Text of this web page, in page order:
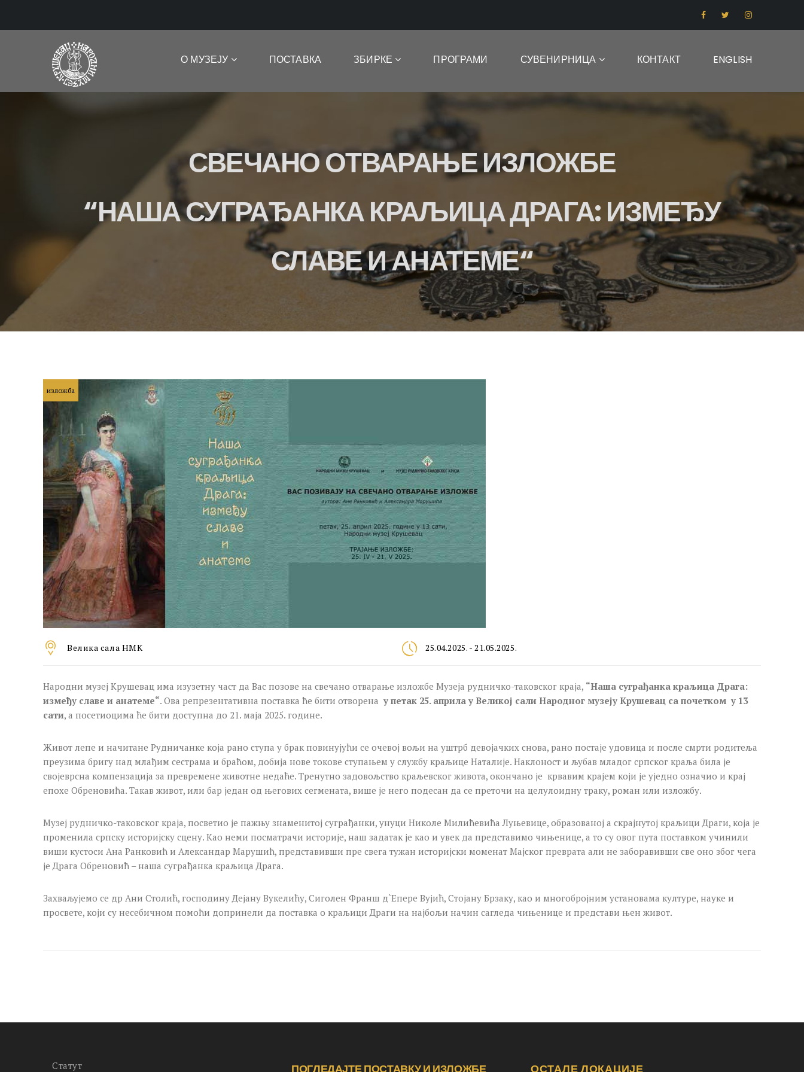
О МУЗЕЈУ ПОСТАВКА ЗБИРКЕ ПРОГРАМИ СУВЕНИРНИЦА КОНТАКТ ENGLISH
СВЕЧАНО ОТВАРАЊЕ ИЗЛОЖБЕ
“НАША СУГРАЂАНКА КРАЉИЦА ДРАГА: ИЗМЕЂУ
СЛАВЕ И АНАТЕМЕ“
изложба
Велика сала НМК 25.04.2025. - 21.05.2025.
Народни музеј Крушевац има изузетну част да Вас позове на свечано отварање изложбе Музеја рудничко-таковског краја, “Наша суграђанка краљица Драга:
између славе и анатеме“. Ова репрезентативна поставка ће бити отворена у петак 25. априла у Великој сали Народног музеју Крушевац са почетком у 13
сати, а посетиоцима ће бити доступна до 21. маја 2025. године.
Живот лепе и начитане Рудничанке која рано ступа у брак повинујући се очевој вољи на уштрб девојачких снова, рано постаје удовица и после смрти родитеља
преузима бригу над млађим сестрама и браћом, добија нове токове ступањем у службу краљице Наталије. Наклоност и љубав младог српског краља била је
својеврсна компензација за превремене животне недаће. Тренутно задовољство краљевског живота, окончано је крвавим крајем који је уједно означио и крај
епохе Обреновића. Такав живот, или бар један од његових сегмената, више је него подесан да се преточи на целулоидну траку, роман или изложбу.
Музеј рудничко-таковског краја, посветио је пажњу знаменитој суграђанки, унуци Николе Милићевића Луњевице, образованој а скрајнутој краљици Драги, која је
променила српску историјску сцену. Као неми посматрачи историје, наш задатак је као и увек да представимо чињенице, а то су овог пута поставком учинили
виши кустоси Ана Ранковић и Александар Марушић, представивши пре свега тужан историјски моменат Мајског преврата али не заборавивши све оно због чега
је Драга Обреновић – наша суграђанка краљица Драга.
Захваљујемо се др Ани Столић, господину Дејану Вукелићу, Сиголен Франш д`Епере Вујић, Стојану Брзаку, као и многобројним установама културе, науке и
просвете, који су несебичном помоћи допринели да поставка о краљици Драги на најбољи начин сагледа чињенице и представи њен живот.
Статут ПОГЛЕДАЈТЕ ПОСТАВКУ И ИЗЛОЖБЕ ОСТАЛЕ ЛОКАЦИЈЕ